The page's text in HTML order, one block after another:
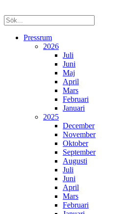
Pressrum
2026
Juli
Juni
Maj
April
Mars
Februari
Januari
2025
December
November
Oktober
September
Augusti
Juli
Juni
April
Mars
Februari